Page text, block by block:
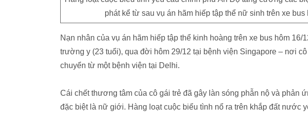
phát kể từ sau vụ án hãm hiếp tập thể nữ sinh trên xe
Nạn nhân của vụ án hãm hiếp tập thể kinh hoàng trên xe bus hôm 16/
trường y (23 tuổi), qua đời hôm 29/12 tại bệnh viện Singapore – nơi
chuyển từ một bệnh viện tại Delhi.
Cái chết thương tâm của cô gái trẻ đã gây làn sóng phẫn nộ và phản
đặc biệt là nữ giới. Hàng loạt cuộc biểu tình nổ ra trên khắp đất nước